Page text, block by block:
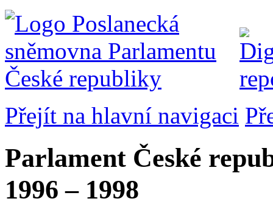
Přejít na hlavní navigaci
Parlament České
1996 – 1998